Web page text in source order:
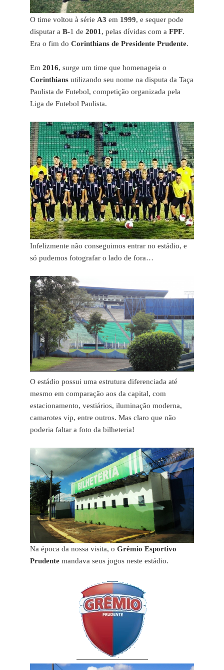
O time voltou à série A3 em 1999, e sequer pode
disputar a B-1 de 2001 , pelas dívidas com a FPF.
Era o fim do Corinthians de Presidente Prudente.
Em 2016, surge um time que homenageia o
Corinthiansutilizando seu nome na disputa da Taça
Paulista de Futebol, competição organizada pela
Liga de Futebol Paulista.
Infelizmente não conseguimos entrar no estádio, e
só pudemos fotografar o lado de fora…
O estádio possui uma estrutura diferenciada até
mesmo em comparação aos da capital, com
estacionamento, vestiários, iluminação moderna,
camarotes vip, entre outros. Mas claro que não
poderia faltar a foto da bilheteria!
Na época da nossa visita, o Grêmio Esportivo
Prudentemandava seus jogos neste estádio.